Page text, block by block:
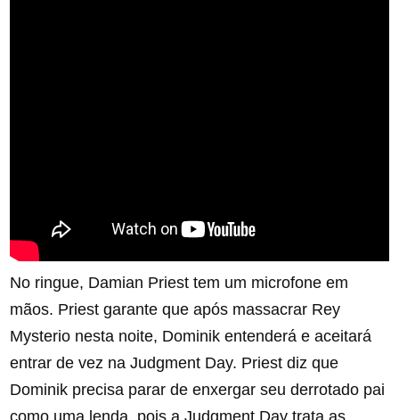
No ringue, Damian Priest tem um microfone em
mãos. Priest garante que após massacrar Rey
Mysterio nesta noite, Dominik entenderá e aceitará
entrar de vez na Judgment Day. Priest diz que
Dominik precisa parar de enxergar seu derrotado pai